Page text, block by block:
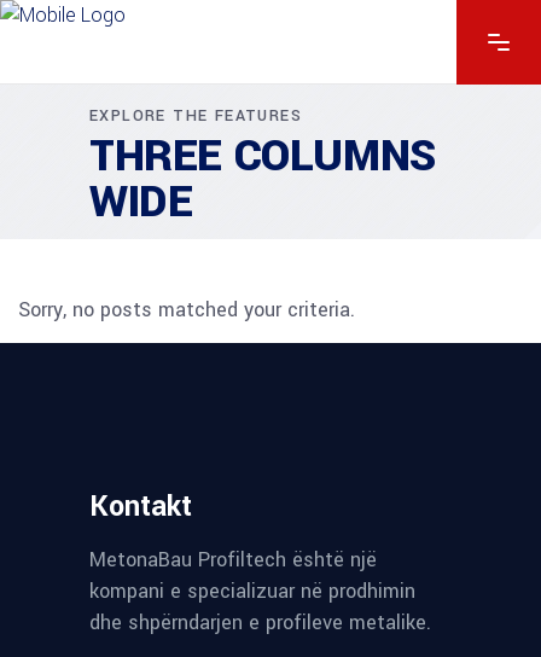
EXPLORE THE FEATURES
THREE COLUMNS
WIDE
Sorry, no posts matched your criteria.
Kontakt
MetonaBau Profiltech është një
kompani e specializuar në prodhimin
dhe shpërndarjen e profileve metalike.